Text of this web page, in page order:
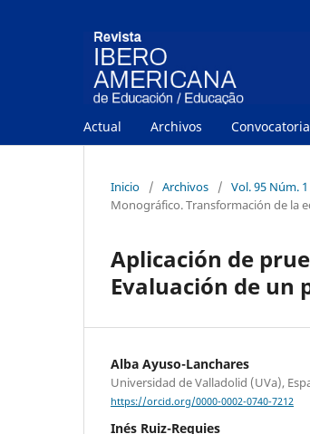
Actual Archivos
Inicio / Archivos / Vol. 95 Núm.
Monográfico. Transformación de la
Aplicación de
Evaluación de un
Alba Ayuso-Lanchares
Universidad de Valladolid (UVa),
https://orcid.org/0000-0002-0740-7212
Inés Ruiz-Requies